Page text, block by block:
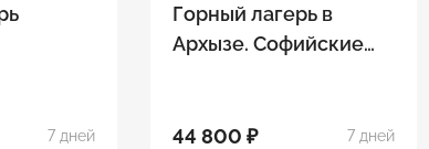
7 дней
Горный лагерь в
Архызе. Софийские
44 800 ₽ 7 дней